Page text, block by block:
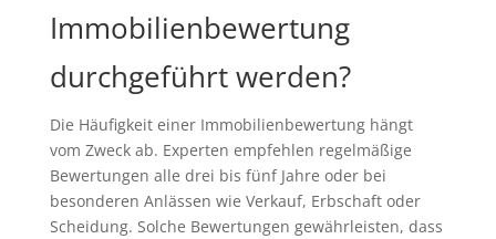
Immobilienbewertung
durchgeführt werden?
Die Häufigkeit einer Immobilienbewertung hängt
vom Zweck ab. Experten empfehlen regelmäßige
Bewertungen alle drei bis fünf Jahre oder bei
besonderen Anlässen wie Verkauf, Erbschaft oder
Scheidung. Solche Bewertungen gewährleisten, dass